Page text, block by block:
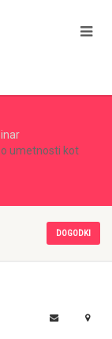
umetnosti kot
DOGODKI